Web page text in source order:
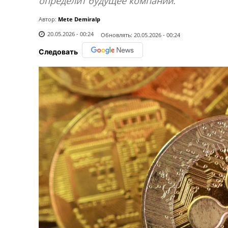
Автор: Mete Demiralp
20.05.2026 - 00:24
Обновлять: 20.05.2026 - 00:24
Следовать